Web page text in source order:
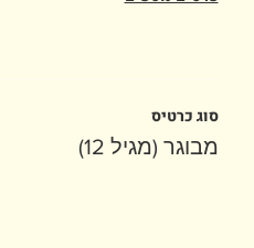
סוג כרטיס
מבוגר (מגיל 12)